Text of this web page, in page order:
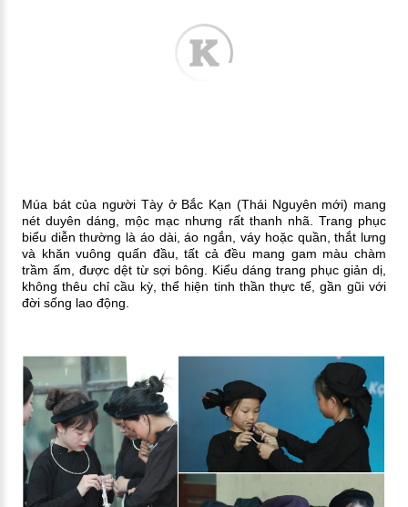
Múa bát của người Tày ở Bắc Kạn (Thái Nguyên mới) mang
nét duyên dáng, mộc mạc nhưng rất thanh nhã. Trang phục
biểu diễn thường là áo dài, áo ngắn, váy hoặc quần, thắt lưng
và khăn vuông quấn đầu, tất cả đều mang gam màu chàm
trầm ấm, được dệt từ sợi bông. Kiểu dáng trang phục giản dị,
không thêu chỉ cầu kỳ, thể hiện tinh thần thực tế, gần gũi với
đời sống lao động.